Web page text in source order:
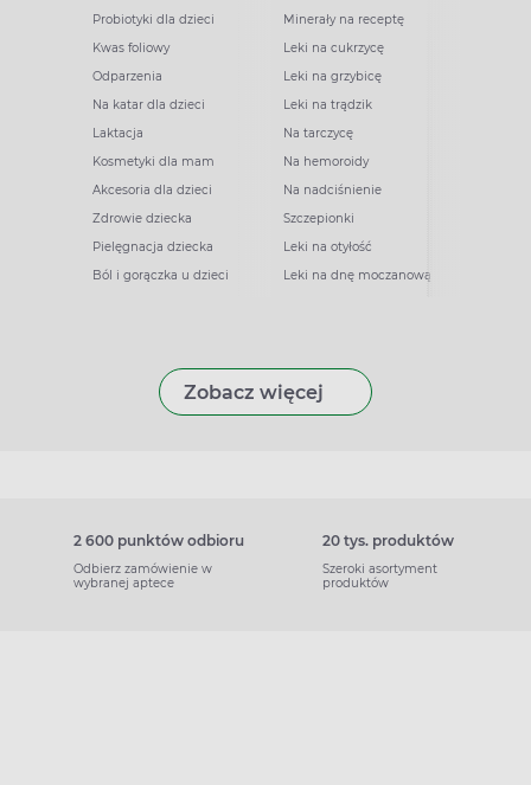
Probiotyki dla dzieci
Kwas foliowy
Odparzenia
Na katar dla dzieci
Laktacja
Kosmetyki dla mam
Akcesoria dla dzieci
Zdrowie dziecka
Pielęgnacja dziecka
Ból i gorączka u dzieci
Minerały na receptę
Leki na cukrzycę
Leki na grzybicę
Leki na trądzik
Na tarczycę
Na hemoroidy
Na nadciśnienie
Szczepionki
Leki na otyłość
Leki na dnę moczanową
Zobacz więcej
2 600 punktów odbioru
Odbierz zamówienie w
wybranej aptece
20 tys. produktów
Szeroki asortyment
produktów